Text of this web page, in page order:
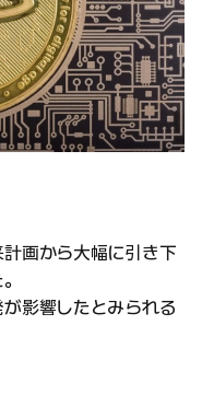
画から大幅に引き下
影響したとみられる